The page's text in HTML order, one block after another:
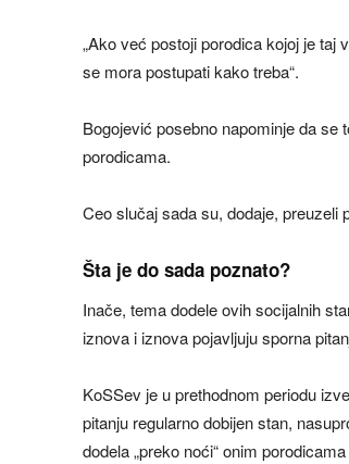
„Ako već postoji porodica kojoj je taj
se mora postupati kako treba“.
Bogojević posebno napominje da
porodicama.
Ceo slučaj sada su, dodaje, preuzeli
Šta je do sada poznato?
Inače, tema dodele ovih socijalnih
iznova i iznova pojavljuju sporna
KoSSev je u prethodnom periodu
pitanju regularno dobijen stan,
dodela „preko noći“ onim